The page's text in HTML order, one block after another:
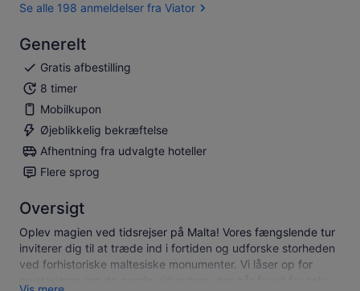
Se alle 198 anmeldelser fra Viator
Generelt
Gratis afbestilling
8 timer
Mobilkupon
Øjeblikkelig bekræftelse
Afhentning fra udvalgte hoteller
Flere sprog
Oversigt
Oplev magien ved tidsrejser på Malta! Vores fængslende tur
inviterer dig til at træde ind i fortiden og udforske storheden
ved forhistoriske maltesiske monumenter. Vi låser op for